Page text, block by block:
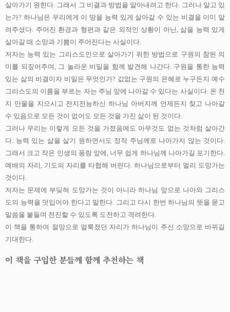
살아가기 원한다 그래서 그 비결과 방법을 알아내려고 한다 그러나 알고 있
는가? 하나님은 우리에게 이 땅을 능력 있게 살아갈 수 있는 비결을 이미 알
려주셨다 주어진 환경과 형편과 같은 외적인 상황이 아닌 삶을 능력 있게
살아갈 때 소망과 기쁨이 주어진다는 사실이다
저자는 능력 있는 그리스도인으로 살아가기 위한 방법으로 구원의 참된 의
미를 되짚어주며
그 놀라운 비밀을 함께 발견해 나간다. 구원을 통한 능력
있는 삶의 비결이자 비밀은 무엇인가? 값없는 구원의 은혜로 누구든지 예수
그리스도의 이름을 부르는 자는 주님 앞에 나아갈 수 있다는 사실이다. 온 천
지 만물을 지으시고 전지전능하신 하나님 아버지께 언제든지 찾고 나아갈
수 있음으로 모든 것이 없어도 모든 것을 가진 삶이 된 것이다
그러나 우리는 이렇게 모든 것을 가졌음에도 아무것도 없는 것처럼 살아간
다 능력 있는 삶을 살기 원하면서도 정작 주님께로 나아가지 않는 것이다
그래서 크고 작은 인생의 풍랑 앞에 너무 쉽게 하나님께 나아가길 포기한다
예배의 자리
기도의 자리를 타협해 버린다 하나님으로부터 멀리 도망가는
것이다
저자는 문제에 부딪혀 도망가는 것이 아니라 하나님 앞으로 나아와 그리스
도의 능력을 덧입어야 한다고 말한다 그리고 다시 한번 하나님의 뜻을 묻고
말씀을 붙들며 전진할 수 있도록 도전하고 격려한다
이 책을 통하여 절망으로 얼룩졌던 자리가 하나님이 주신 소망으로 바뀌길
기대한다
이 책을 구입한 분들께 함께 추천하는 책